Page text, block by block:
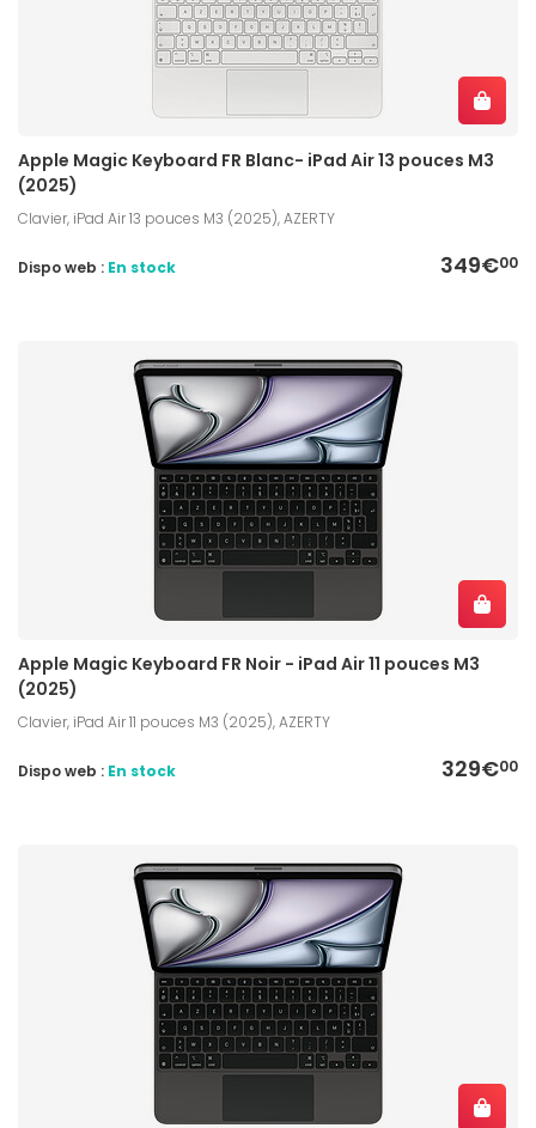
Apple Magic Keyboard FR Blanc- iPad Air 13 pouces M3
(2025)
Clavier, iPad Air 13 pouces M3 (2025), AZERTY
349€00
Dispo web : En stock
Apple Magic Keyboard FR Noir - iPad Air 11 pouces M3
(2025)
Clavier, iPad Air 11 pouces M3 (2025), AZERTY
329€00
Dispo web : En stock